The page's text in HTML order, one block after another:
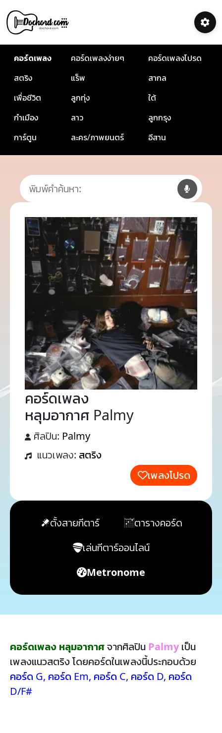
คอร์ดเพลง คอร์ดเพลงง่ายๆ
คอร์ดเพลงโปรด
สตริง
แร็พ
สากล
เพื่อชีวิต
ลูกทุ่ง
ใต้
กำเมือง
ลาว
ลูกกรุง
การ์ตูน
ละคร/ภาพยนตร์ อีสาน
คอร์ดเพลง
หลุมอากาศ Palmy
ศิลปิน: Palmy
แนวเพลง: สตริง
เพลงโปรด
ตั้งสายกีตาร์
ตารางคอร์ด
เล่นกีตาร์ออนไลน์
Metronome
คอร์ดเพลง หลุมอากาศจากศิลปิน Palmyเป็น
เพลงแนวสตริง โดยคอร์ดในเพลงนี้ประกอบด้วย
คอร์ด G, คอร์ด Em, คอร์ด C, คอร์ด D, คอร์ด
D/F#